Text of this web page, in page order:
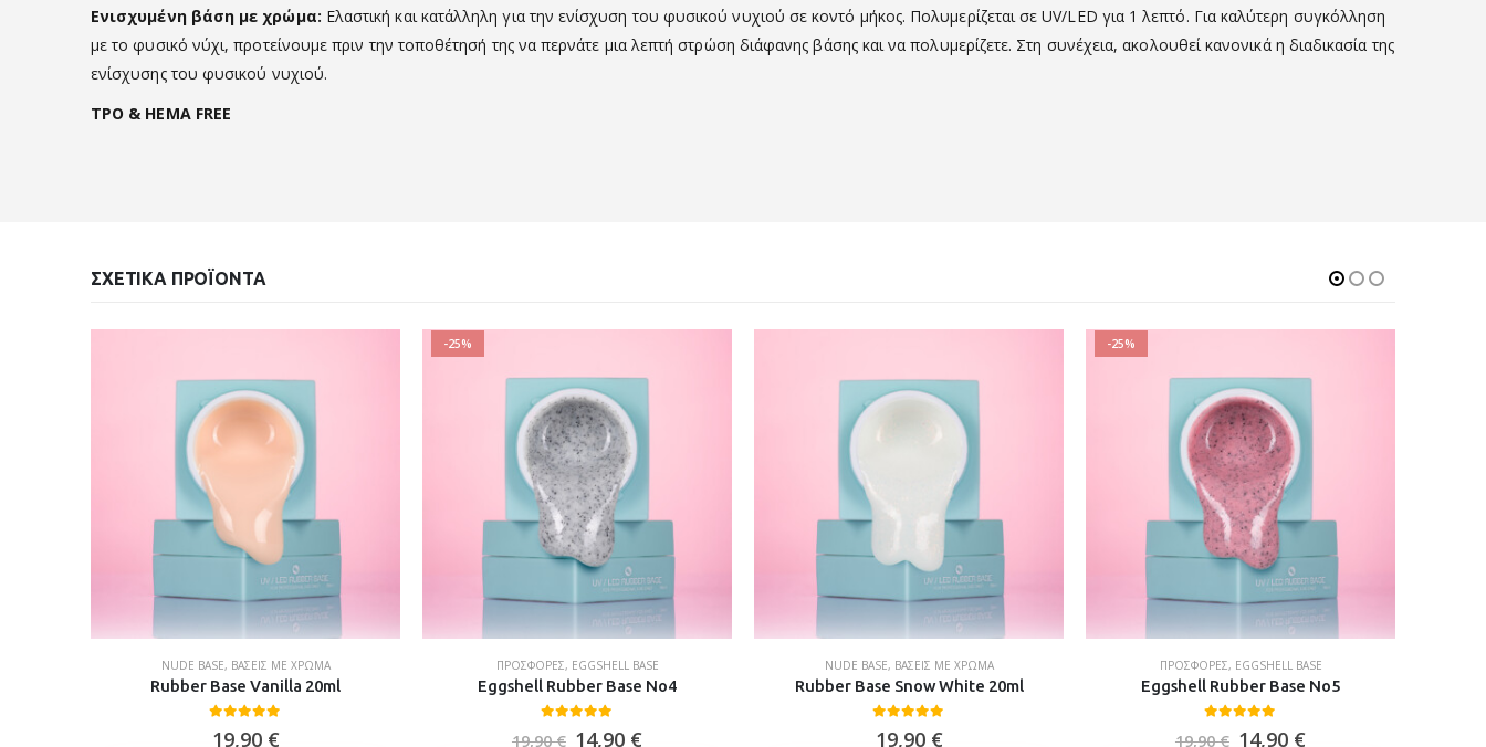
Ενισχυμένη βάση με χρώμα: Ελαστική και κατάλληλη για την ενίσχυση του φυσικού νυχιού σε κοντό μήκος. Πολυμερίζεται σε UV/LED για 1 λεπτό. Για καλύτερη συγκόλληση
με το φυσικό νύχι, προτείνουμε πριν την τοποθέτησή της να περνάτε μια λεπτή στρώση διάφανης βάσης και να πολυμερίζετε. Στη συνέχεια, ακολουθεί κανονικά η διαδικασία της
ενίσχυσης του φυσικού νυχιού.
TPO & HEMA FREE
ΣΧΕΤΙΚΆ ΠΡΟΪΌΝΤΑ
NUDE BASE, ΒΆΣΕΙΣ ΜΕ ΧΡΏΜΑ
Rubber Base Vanilla 20ml
19,90 €
-25%
ΠΡΟΣΦΟΡΈΣ, EGGSHELL BASE
Eggshell Rubber Base No4
19,90€ 14,90 €
NUDE BASE, ΒΆΣΕΙΣ ΜΕ ΧΡΏΜΑ
Rubber Base Snow White 20ml
19,90 €
-25%
ΠΡΟΣΦΟΡΈΣ, EGGSHELL BASE
Eggshell Rubber Base No5
19,90€ 14,90 €